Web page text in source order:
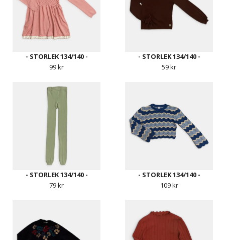
- STORLEK 134/140 -
99 kr
- STORLEK 134/140 -
59 kr
- STORLEK 134/140 -
79 kr
- STORLEK 134/140 -
109 kr